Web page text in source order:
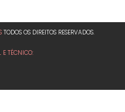
TODOS OS DIREITOS RESERVADOS.
E TÉCNICO: